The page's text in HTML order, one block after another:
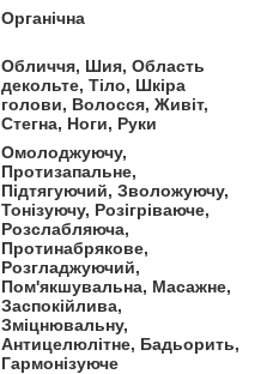
Органічна
Обличчя, Шия, Область
декольте, Тіло, Шкіра
голови, Волосся, Живіт,
Стегна, Ноги, Руки
Омолоджуючу,
Протизапальне,
Підтягуючий, Зволожуючу,
Тонізуючу, Розігріваюче,
Розслабляюча,
Протинабрякове,
Розгладжуючий,
Пом'якшувальна, Масажне,
Заспокійлива,
Зміцнювальну,
Антицелюлітне, Бадьорить,
Гармонізуюче